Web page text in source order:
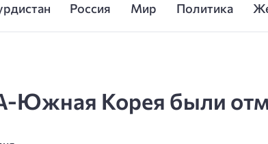
Россия Мир Политика
Южная Корея были